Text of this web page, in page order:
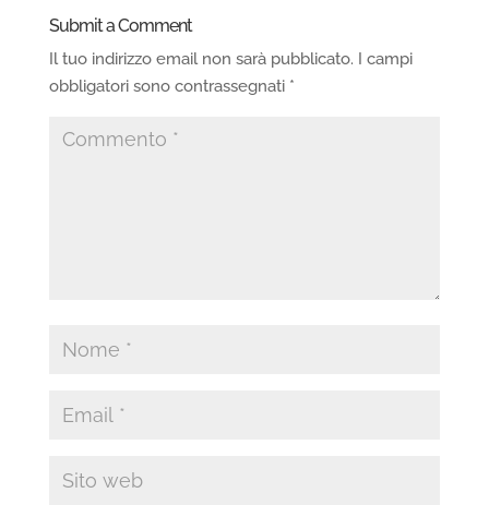
Submit a Comment
Il tuo indirizzo email non sarà pubblicato. I campi
obbligatori sono contrassegnati *